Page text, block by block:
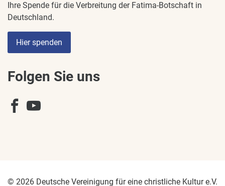
Ihre Spende für die Verbreitung der Fatima-Botschaft in
Deutschland.
Hier spenden
Folgen Sie uns
© 2026 Deutsche Vereinigung für eine christliche Kultur e.V.